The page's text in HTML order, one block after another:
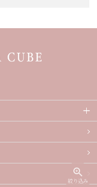
zoom_in
絞り込み